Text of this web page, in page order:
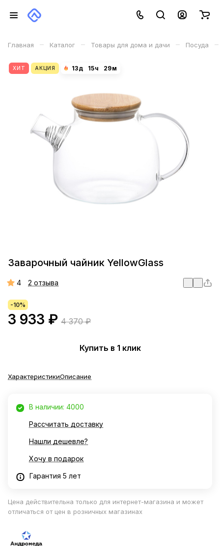
Главная – Каталог – Товары для дома и дачи – Посуда –
ХИТ АКЦИЯ 13д 15ч 29м
Заварочный чайник YellowGlass
4 2 отзыва
-10%
3 933 ₽ 4 370 ₽
Купить в 1 клик
ХарактеристикиОписание
В наличии: 4000
Рассчитать доставку
Нашли дешевле?
Хочу в подарок
Гарантия 5 лет
Цена действительна только для интернет-магазина и может
отличаться от цен в розничных магазинах